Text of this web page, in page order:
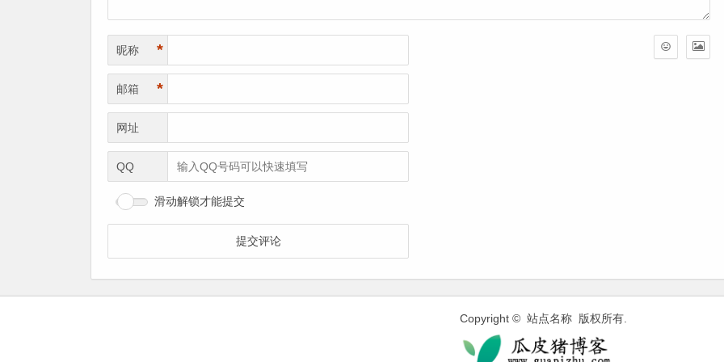
昵称 *
邮箱 *
网址
QQ
滑动解锁才能提交
Copyright © 站点名称 版权所有.